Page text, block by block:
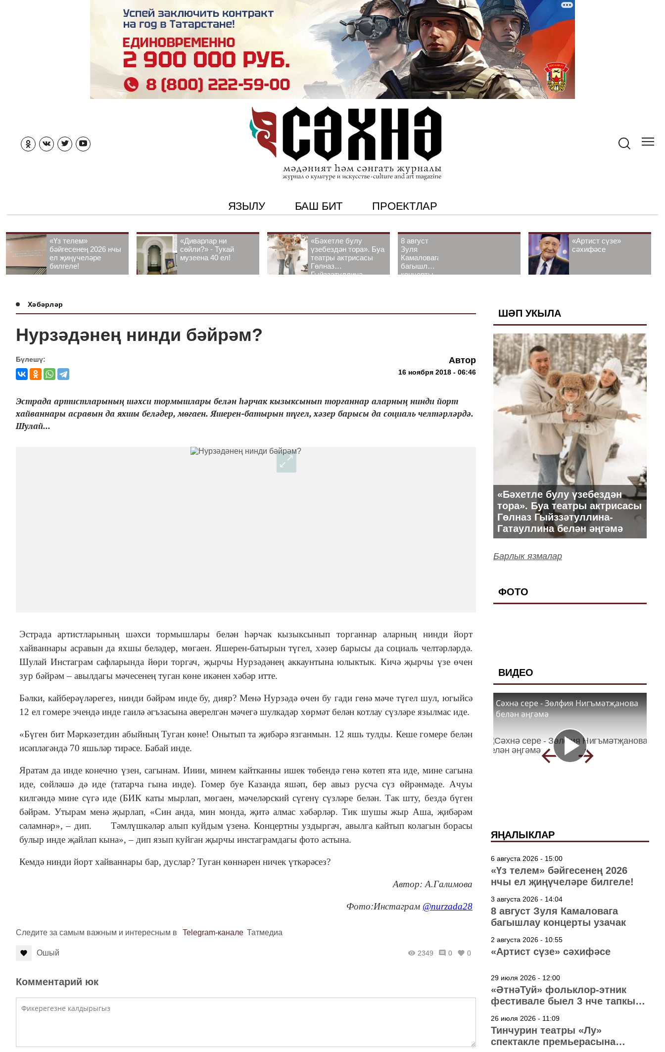
ЯЗЫЛУ БАШ БИТ ПРОЕКТЛАР
«Үз телем»
бәйгесенең 2026 нчы
ел җиңүчеләре
билгеле!
«Диварлар ни
сөйли?» - Тукай
музеена 40 ел!
«Бәхетле булу
үзебездән тора». Буа
театры актрисасы
Гөлназ
Гыйззәтуллина-
8 август
Зуля
Камаловага
багышлау
концерты
«Артист сүзе»
сәхифәсе
Хәбәрләр
Нурзәдәнең нинди бәйрәм?
Бүлешү: Автор
16 ноября 2018 - 06:46
Эстрада артистларының шәхси тормышлары белән һәрчак кызыксынып торганнар аларның нинди йорт
хайваннары асравын да яхшы беләдер, мөгаен. Яшерен-батырын түгел, хәзер барысы да социаль челтәрләрдә.
Шулай...
Эстрада артистларының шәхси тормышлары белән һәрчак кызыксынып торганнар аларның нинди йорт
хайваннары асравын да яхшы беләдер, мөгаен. Яшерен-батырын түгел, хәзер барысы да социаль челтәрләрдә.
Шулай Инстаграм сафларында йөри торгач, җырчы Нурзәдәнең аккаунтына юлыктык. Кичә җырчы үзе өчен
зур бәйрәм – авылдагы мәчесенең туган көне икәнен хәбәр итте.
Бәлки, кайберәүләрегез, нинди бәйрәм инде бу, дияр? Менә Нурзәдә өчен бу гади генә мәче түгел шул, югыйсә
12 ел гомере эчендә инде гаилә әгъзасына әверелгән мәчегә шулкадәр хөрмәт белән котлау сүзләре язылмас иде.
«Бүген бит Мәркәзетдин абыйның Туган көне! Онытып та җибәрә язганмын. 12 яшь тулды. Кеше гомере белән
исәпләгәндә 70 яшьләр тирәсе. Бабай инде.
Яратам да инде конечно үзен, сагынам. Ииии, минем кайтканны ишек төбендә генә көтеп ята иде, мине сагына
иде, сөйләшә дә иде (татарча гына инде). Гомер буе Казанда яшәп, бер авыз русча сүз өйрәнмәде. Ачуы
килгәндә мине сүгә иде (БИК каты мырлап, мөгаен, мәчеләрский сүгенү сүзләре белән. Так шту, бездә бүген
бәйрәм. Утырам менә җырлап, «Син анда, мин монда, җитә алмас хәбәрләр. Тик шушы жыр Аша, җибәрәм
сәламнәр», – дип. Тәмлүшкәләр алып куйдым үзенә. Концертны уздыргач, авылга кайтып колагын борасы
булыр инде җайлап кына», – дип язып куйган җырчы инстаграмдагы фото астына.
Кемдә нинди йорт хайваннары бар, дуслар? Туган көннәрен ничек үткәрәсез?
Автор: А.Галимова
Фото:Инстаграм @nurzada28
Следите за самым важным и интересным в Telegram-канале Татмедиа
Ошый 2349 0 0
Комментарий юк
ШӘП УКЫЛА
«Бәхетле булу үзебездән
тора». Буа театры актрисасы
Гөлназ Гыйззәтуллина-
Гатауллина белән әңгәмә
Барлык язмалар
ФОТО
ВИДЕО
Сәхнә сере - Зөлфия Нигъмәтҗанова
белән әңгәмә
ЯҢАЛЫКЛАР
6 августа 2026 - 15:00
«Үз телем» бәйгесенең 2026
нчы ел җиңүчеләре билгеле!
3 августа 2026 - 14:04
8 август Зуля Камаловага
багышлау концерты узачак
2 августа 2026 - 10:55
«Артист сүзе» сәхифәсе
29 июля 2026 - 12:00
«ӘтнәТуй» фольклор-этник
фестивале быел 3 нче тапкыр
26 июля 2026 - 11:09
Тинчурин театры «Лу»
спектакле премьерасына